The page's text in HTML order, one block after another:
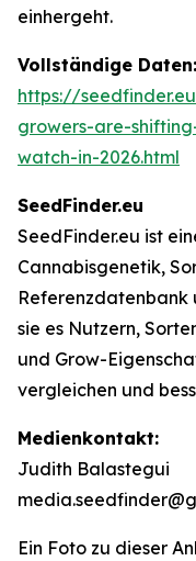
einhergeht.
Vollständige Daten:
https://
growers-are-
watch-in-2026.html
SeedFinder.eu
SeedFinder.eu ist
Cannabisgenetik,
Referenzdatenbank
sie es Nutzern,
und Grow-
vergleichen und
Medienkontakt:
Judith Balastegui
Ein Foto zu dieser